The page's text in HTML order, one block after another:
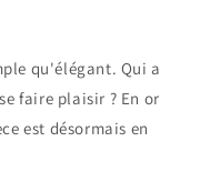
qu'élégant. Qui a
faire plaisir ? En or
est désormais en